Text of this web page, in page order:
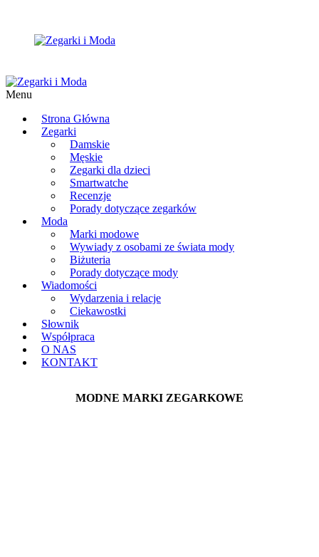
Menu
Strona Główna
Zegarki
Damskie
Męskie
Zegarki dla dzieci
Smartwatche
Recenzje
Porady dotyczące zegarków
Moda
Marki modowe
Wywiady z osobami ze świata mody
Biżuteria
Porady dotyczące mody
Wiadomości
Wydarzenia i relacje
Ciekawostki
Słownik
Współpraca
O NAS
KONTAKT
MODNE MARKI ZEGARKOWE